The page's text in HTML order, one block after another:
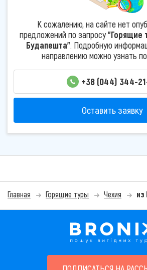
К сожалению, на сайте нет
предложений по запросу"Горящие
Будапешта". Подробную
направлению можно узнать
+38 (044) 344-
Оставить заявку
Главная Горящие туры Чехия из